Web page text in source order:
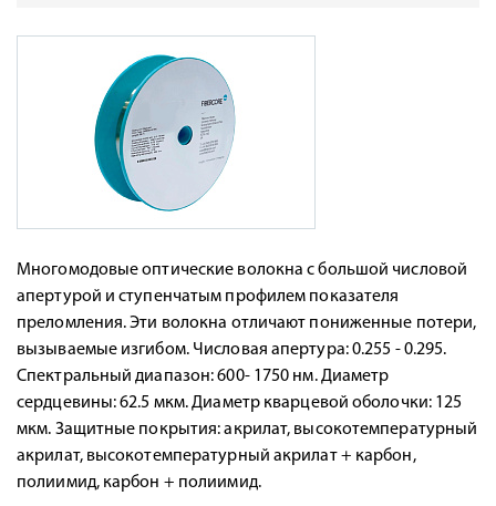
Многомодовые оптические волокна с большой числовой
апертурой и ступенчатым профилем показателя
преломления. Эти волокна отличают пониженные потери,
вызываемые изгибом. Числовая апертура: 0.255 - 0.295.
Спектральный диапазон: 600- 1750 нм. Диаметр
сердцевины: 62.5 мкм. Диаметр кварцевой оболочки: 125
мкм. Защитные покрытия: акрилат, высокотемпературный
акрилат, высокотемпературный акрилат + карбон,
полиимид, карбон + полиимид.